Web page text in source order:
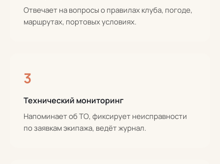
Отвечает на вопросы о правилах клуба, погоде,
маршрутах, портовых условиях.
3
Технический мониторинг
Напоминает об ТО, фиксирует неисправности
по заявкам экипажа, ведёт журнал.